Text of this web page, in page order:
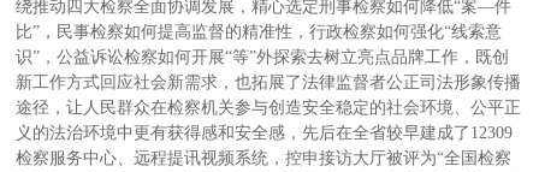
绕推动四大检察全面协调发展，精心选定刑事检察如何降低“案—件
比”，民事检察如何提高监督的精准性，行政检察如何强化“线索意
识”，公益诉讼检察如何开展“等”外探索去树立亮点品牌工作，既创
新工作方式回应社会新需求，也拓展了法律监督者公正司法形象传播
途径，让人民群众在检察机关参与创造安全稳定的社会环境、公平正
义的法治环境中更有获得感和安全感，先后在全省较早建成了12309
检察服务中心、远程提讯视频系统，控申接访大厅被评为“全国检察